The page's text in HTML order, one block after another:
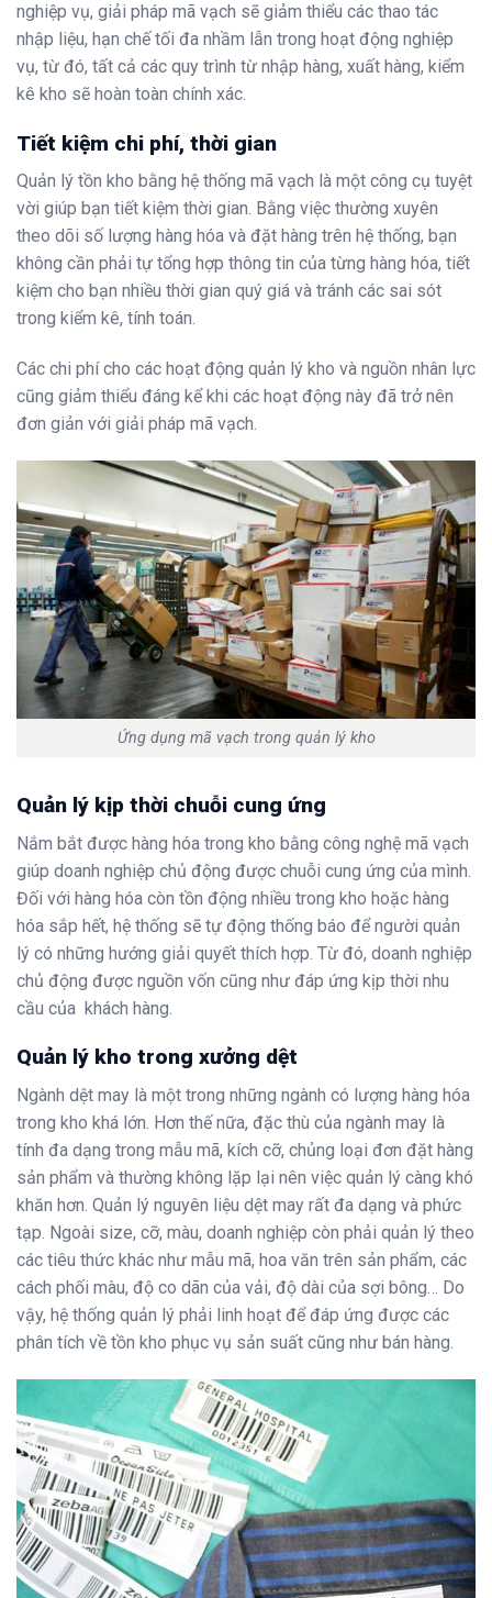
nghiệp vụ, giải pháp mã vạch sẽ giảm thiểu các thao tác
nhập liệu, hạn chế tối đa nhầm lẫn trong hoạt động nghiệp
vụ, từ đó, tất cả các quy trình từ nhập hàng, xuất hàng, kiểm
kê kho sẽ hoàn toàn chính xác.
Tiết kiệm chi phí, thời gian
Quản lý tồn kho bằng hệ thống mã vạch là một công cụ tuyệt
vời giúp bạn tiết kiệm thời gian. Bằng việc thường xuyên
theo dõi số lượng hàng hóa và đặt hàng trên hệ thống, bạn
không cần phải tự tổng hợp thông tin của từng hàng hóa, tiết
kiệm cho bạn nhiều thời gian quý giá và tránh các sai sót
trong kiểm kê, tính toán.
Các chi phí cho các hoạt động quản lý kho và nguồn nhân lực
cũng giảm thiểu đáng kể khi các hoạt động này đã trở nên
đơn giản với giải pháp mã vạch.
Ứng dụng mã vạch trong quản lý kho
Quản lý kịp thời chuỗi cung ứng
Nắm bắt được hàng hóa trong kho bằng công nghệ mã vạch
giúp doanh nghiệp chủ động được chuỗi cung ứng của mình.
Đối với hàng hóa còn tồn động nhiều trong kho hoặc hàng
hóa sắp hết, hệ thống sẽ tự động thống báo để người quản
lý có những hướng giải quyết thích hợp. Từ đó, doanh nghiệp
chủ động được nguồn vốn cũng như đáp ứng kịp thời nhu
cầu của khách hàng.
Quản lý kho trong xưởng dệt
Ngành dệt may là một trong những ngành có lượng hàng hóa
trong kho khá lớn. Hơn thế nữa, đặc thù của ngành may là
tính đa dạng trong mẫu mã, kích cỡ, chủng loại đơn đặt hàng
sản phẩm và thường không lặp lại nên việc quản lý càng khó
khăn hơn. Quản lý nguyên liệu dệt may rất đa dạng và phức
tạp. Ngoài size, cỡ, màu, doanh nghiệp còn phải quản lý theo
các tiêu thức khác như mẫu mã, hoa văn trên sản phẩm, các
cách phối màu, độ co dãn của vải, độ dài của sợi bông… Do
vậy, hệ thống quản lý phải linh hoạt để đáp ứng được các
phân tích về tồn kho phục vụ sản suất cũng như bán hàng.